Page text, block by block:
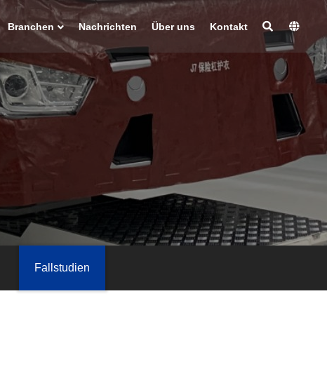
Branchen Nachrichten Über uns Kontakt
Fallstudien